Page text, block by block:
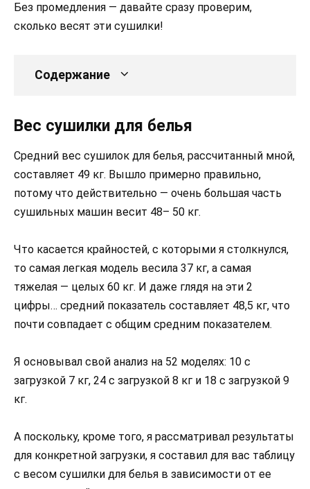
Без промедления — давайте сразу проверим,
сколько весят эти сушилки!
Содержание
Вес сушилки для белья
Средний вес сушилок для белья, рассчитанный мной,
составляет 49 кг. Вышло примерно правильно,
потому что действительно — очень большая часть
сушильных машин весит 48– 50 кг.
Что касается крайностей, с которыми я столкнулся,
то самая легкая модель весила 37 кг, а самая
тяжелая — целых 60 кг. И даже глядя на эти 2
цифры… средний показатель составляет 48,5 кг, что
почти совпадает с общим средним показателем.
Я основывал свой анализ на 52 моделях: 10 с
загрузкой 7 кг, 24 с загрузкой 8 кг и 18 с загрузкой 9
кг.
А поскольку, кроме того, я рассматривал результаты
для конкретной загрузки, я составил для вас таблицу
с весом сушилки для белья в зависимости от ее